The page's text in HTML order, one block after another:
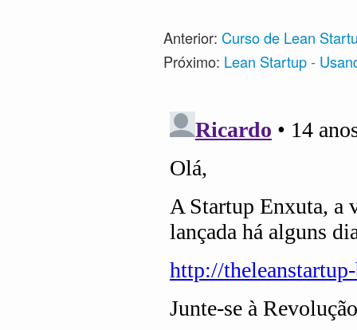
Anterior: Curso de Lean
Próximo: Lean Startup -